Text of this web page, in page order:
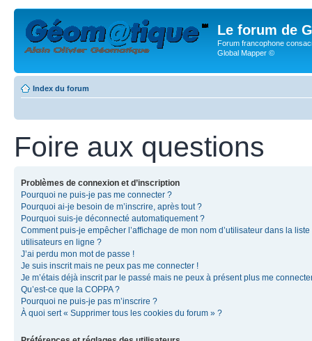
Le forum de
Forum francophone
Global Mapper ©
Index du forum
Foire aux questions
Problèmes de connexion et d’inscription
Pourquoi ne puis-je pas me connecter ?
Pourquoi ai-je besoin de m’inscrire, après tout ?
Pourquoi suis-je déconnecté automatiquement ?
Comment puis-je empêcher l’affichage de mon nom d’utilisateur dans la liste
utilisateurs en ligne ?
J’ai perdu mon mot de passe !
Je suis inscrit mais ne peux pas me connecter !
Je m’étais déjà inscrit par le passé mais ne peux à présent plus me
Qu’est-ce que la COPPA ?
Pourquoi ne puis-je pas m’inscrire ?
À quoi sert « Supprimer tous les cookies du forum » ?